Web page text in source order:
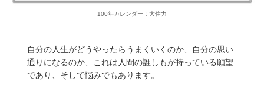
100年カレンダー：大住力
自分の人生がどうやったらうまくいくのか、自分の思い
通りになるのか、これは人間の誰しもが持っている願望
であり、そして悩みでもあります。